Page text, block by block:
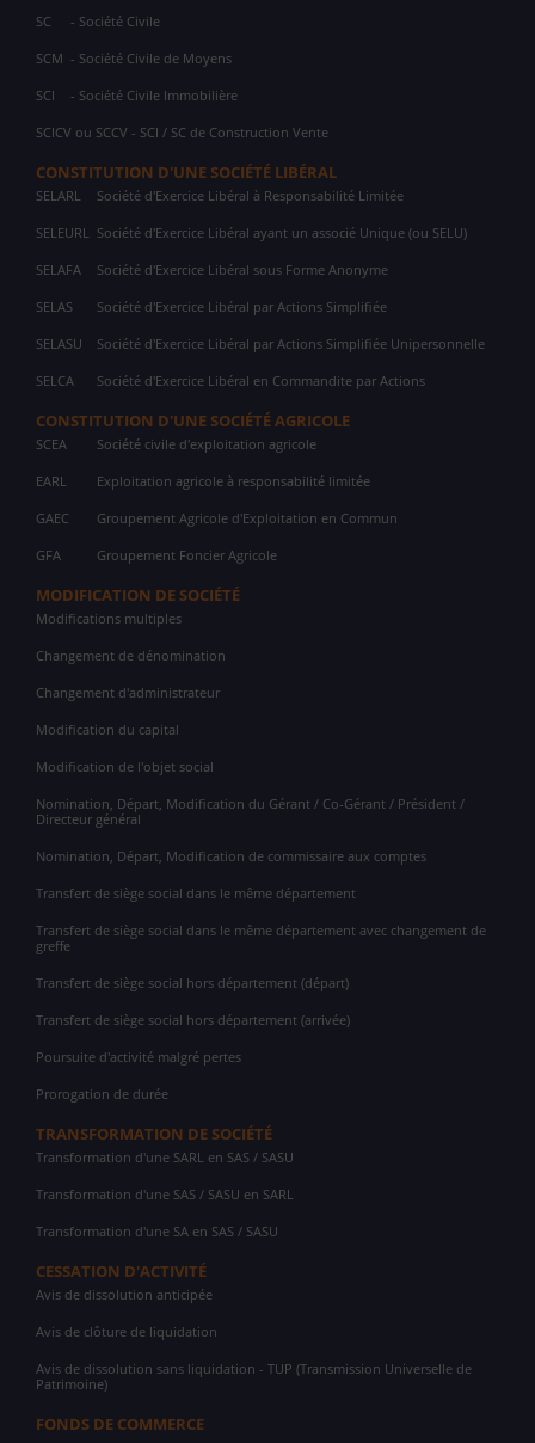
SC - Société Civile
SCM - Société Civile de Moyens
SCI - Société Civile Immobilière
SCICV ou SCCV - SCI / SC de Construction Vente
CONSTITUTION D'UNE SOCIÉTÉ LIBÉRAL
SELARL Société d'Exercice Libéral à Responsabilité Limitée
SELEURL Société d'Exercice Libéral ayant un associé Unique (ou SELU)
SELAFA Société d'Exercice Libéral sous Forme Anonyme
SELAS Société d'Exercice Libéral par Actions Simplifiée
SELASU Société d'Exercice Libéral par Actions Simplifiée Unipersonnelle
SELCA Société d'Exercice Libéral en Commandite par Actions
CONSTITUTION D'UNE SOCIÉTÉ AGRICOLE
SCEA Société civile d'exploitation agricole
EARL Exploitation agricole à responsabilité limitée
GAEC Groupement Agricole d'Exploitation en Commun
GFA Groupement Foncier Agricole
MODIFICATION DE SOCIÉTÉ
Modifications multiples
Changement de dénomination
Changement d'administrateur
Modification du capital
Modification de l'objet social
Nomination, Départ, Modification du Gérant / Co-Gérant / Président /
Directeur général
Nomination, Départ, Modification de commissaire aux comptes
Transfert de siège social dans le même département
Transfert de siège social dans le même département avec changement de
greffe
Transfert de siège social hors département (départ)
Transfert de siège social hors département (arrivée)
Poursuite d'activité malgré pertes
Prorogation de durée
TRANSFORMATION DE SOCIÉTÉ
Transformation d'une SARL en SAS / SASU
Transformation d'une SAS / SASU en SARL
Transformation d'une SA en SAS / SASU
CESSATION D'ACTIVITÉ
Avis de dissolution anticipée
Avis de clôture de liquidation
Avis de dissolution sans liquidation - TUP (Transmission Universelle de
Patrimoine)
FONDS DE COMMERCE